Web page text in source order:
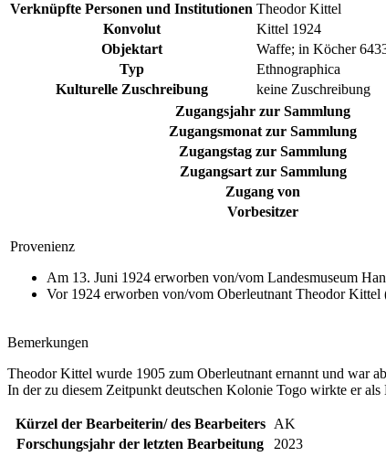
Verknüpfte Personen und Institutionen Theodor Kittel
Konvolut
Kittel 1924
Objektart
Waffe; in Köcher
Typ
Ethnographica
Kulturelle Zuschreibung
keine Zuschreibung
Zugangsjahr zur Sammlung
Zugangsmonat zur Sammlung
Zugangstag zur Sammlung
Zugangsart zur Sammlung
Zugang von
Vorbesitzer
Provenienz
Am 13. Juni 1924 erworben von/vom Landesmuseum
Vor 1924 erworben von/vom Oberleutnant Theodor
Bemerkungen
Theodor Kittel wurde 1905 zum Oberleutnant ernannt und war
In der zu diesem Zeitpunkt deutschen Kolonie Togo wirkte er
Kürzel der Bearbeiterin/ des Bearbeiters AK
Forschungsjahr der letzten Bearbeitung
2023